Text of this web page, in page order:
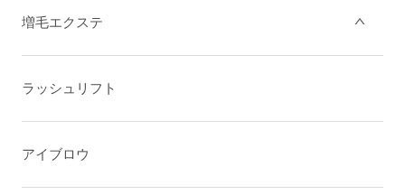
増毛エクステ
ラッシュリフト
アイブロウ